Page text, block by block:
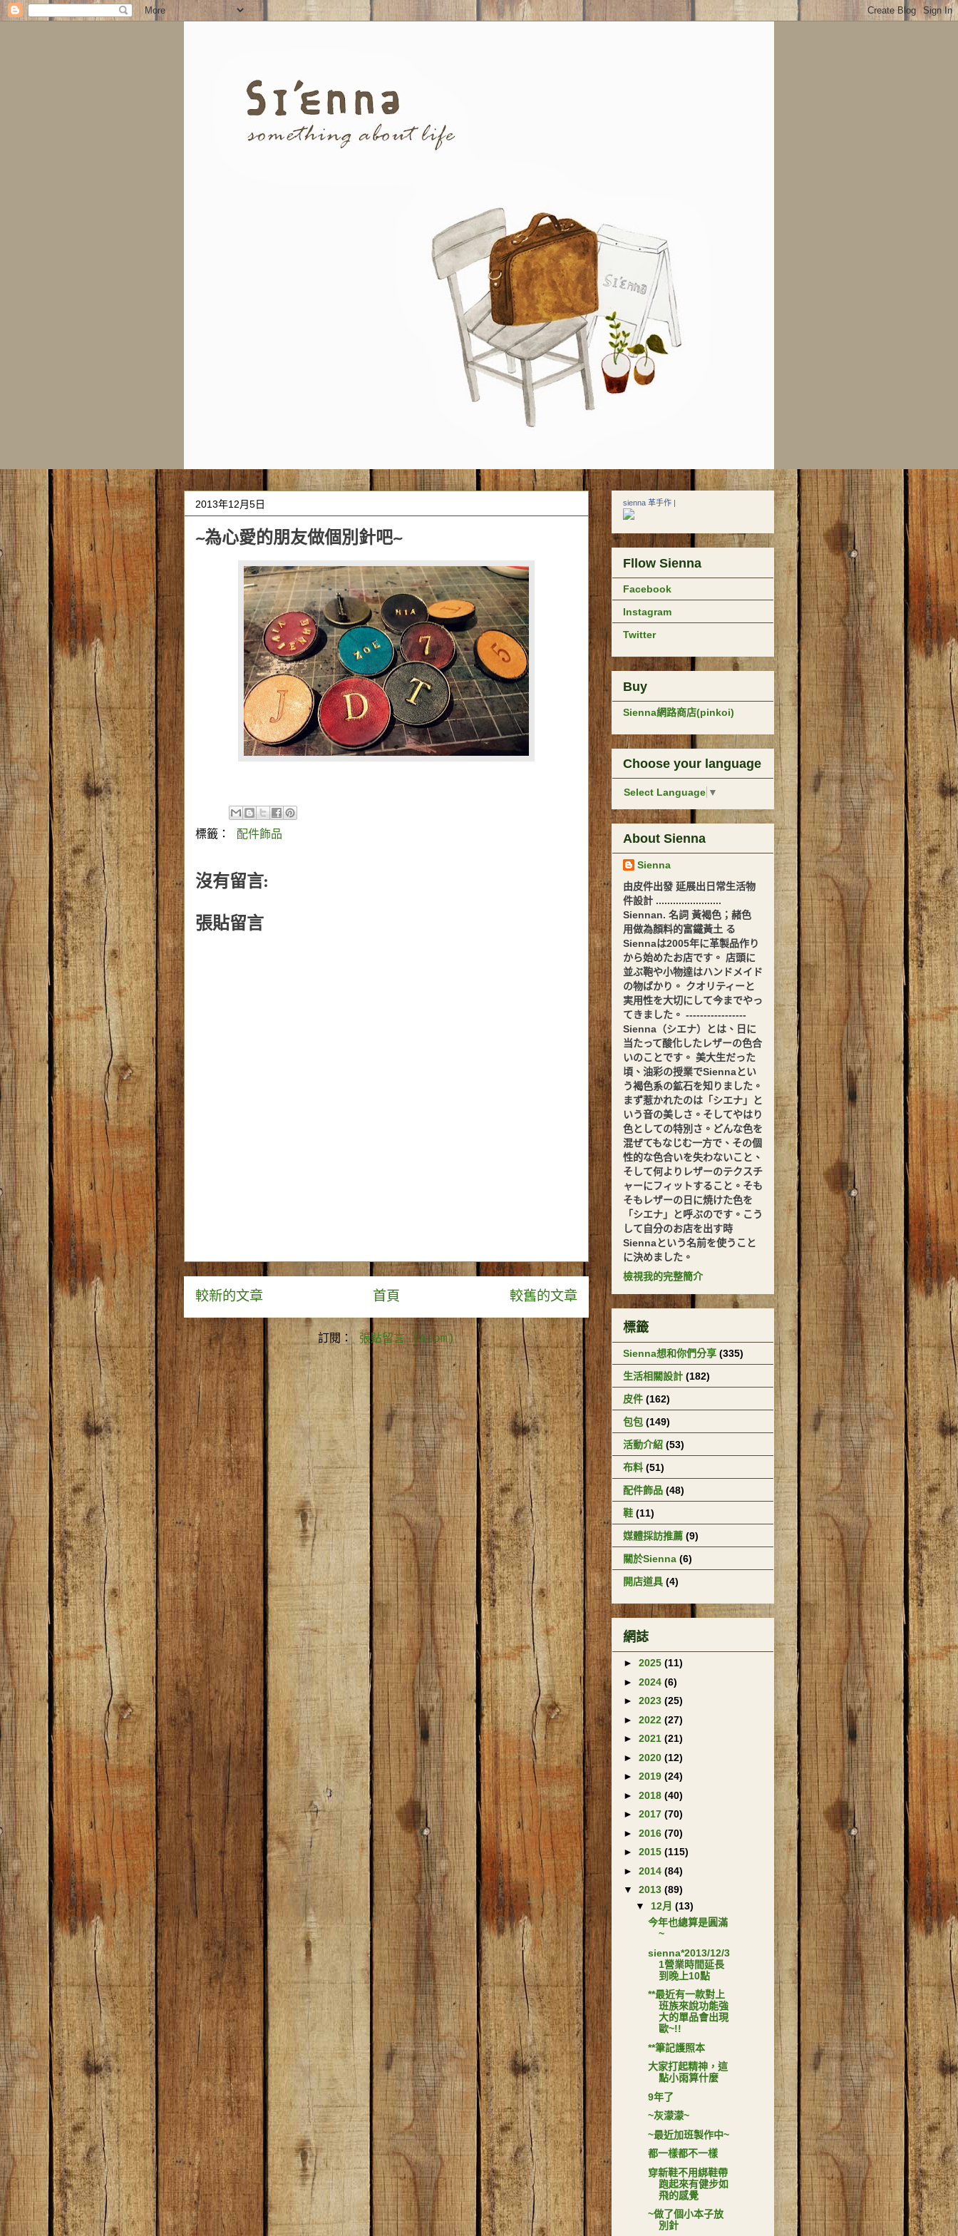
2013年12月5日
~為心愛的朋友做個別針吧~
標籤： 配件飾品
沒有留言:
張貼留言
較新的文章 較舊的文章
首頁
訂閱： 張貼留言 (Atom)
sienna 革手作 |
Fllow Sienna
Facebook
Instagram
Twitter
Buy
Sienna網路商店(pinkoi)
Choose your language
Select Language ▼
About Sienna
Sienna
由皮件出發 延展出日常生活物
件設計 .......................
Siennan. 名詞 黃褐色；赭色
用做為顏料的富鐵黃土 る
Siennaは2005年に革製品作り
から始めたお店です。 店頭に
並ぶ鞄や小物達はハンドメイド
の物ばかり。 クオリティーと
実用性を大切にして今までやっ
てきました。 -----------------
Sienna（シエナ）とは、日に
当たって酸化したレザーの色合
いのことです。 美大生だった
頃、油彩の授業でSiennaとい
う褐色系の鉱石を知りました。
まず惹かれたのは「シエナ」と
いう音の美しさ。そしてやはり
色としての特別さ。どんな色を
混ぜてもなじむ一方で、その個
性的な色合いを失わないこと、
そして何よりレザーのテクスチ
ャーにフィットすること。そも
そもレザーの日に焼けた色を
「シエナ」と呼ぶのです。こう
して自分のお店を出す時
Siennaという名前を使うこと
に決めました。
檢視我的完整簡介
標籤
Sienna想和你們分享 (335)
生活相關設計 (182)
皮件 (162)
包包 (149)
活動介紹 (53)
布料 (51)
配件飾品 (48)
鞋 (11)
媒體採訪推薦 (9)
關於Sienna (6)
開店道具 (4)
網誌
► 2025 (11)
► 2024 (6)
► 2023 (25)
► 2022 (27)
► 2021 (21)
► 2020 (12)
► 2019 (24)
► 2018 (40)
► 2017 (70)
► 2016 (70)
► 2015 (115)
► 2014 (84)
▼ 2013 (89)
▼ 12月 (13)
今年也總算是圓滿
~
sienna*2013/12/3
1營業時間延長
到晚上10點
**最近有一款對上
班族來說功能強
大的單品會出現
歐~!!
**筆記護照本
大家打起精神，這
點小雨算什麼
9年了
~灰濛濛~
~最近加班製作中~
都一樣都不一樣
穿新鞋不用綁鞋帶
跑起來有健步如
飛的感覺
~做了個小本子放
別針